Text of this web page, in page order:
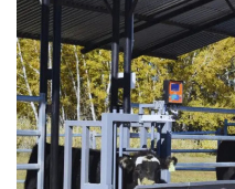
REVISTAS
REVISTAS
CATÁLOGO DE
DE CARNE VACUNA
EVENTOS Y
CAPACITACIONES